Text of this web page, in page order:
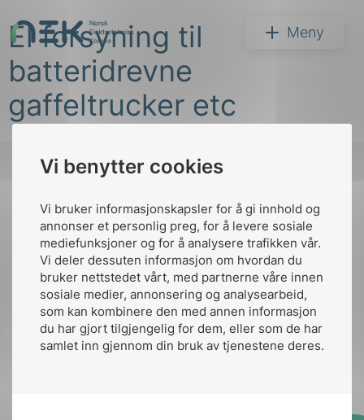
Vi benytter cookies
Vi bruker informasjonskapsler for å gi innhold og
annonser et personlig preg, for å levere sosiale
mediefunksjoner og for å analysere trafikken vår.
Vi deler dessuten informasjon om hvordan du
bruker nettstedet vårt, med partnerne våre innen
sosiale medier, annonsering og analysearbeid,
som kan kombinere den med annen informasjon
du har gjort tilgjengelig for dem, eller som de har
samlet inn gjennom din bruk av tjenestene deres.
til
innhold
NEK Meny
Søk
El forsyning til
batteridrevne
gaffeltrucker etc
Kontakt oss
Ansatte
nek@nek.no
Bruk av Cookies
Til
toppen